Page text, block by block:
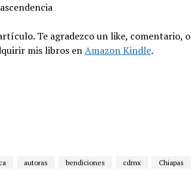
Te agradezco un like, comentario, o
mis libros enAmazon Kindle.
autoras bendiciones cdmx
Chiapas